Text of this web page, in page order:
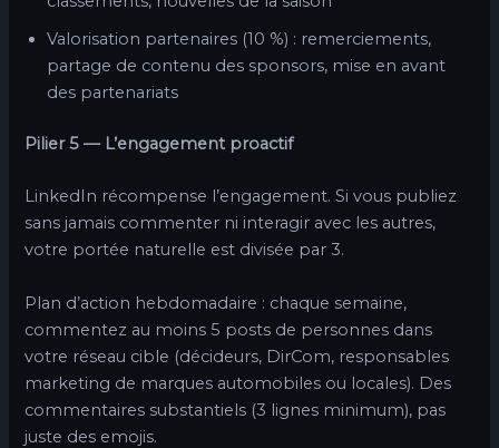
Valorisation partenaires (10 %) : remerciements,
partage de contenu des sponsors, mise en avant
des partenariats
Pilier 5 — L’engagement proactif
LinkedIn récompense l’engagement. Si vous publiez
sans jamais commenter ni interagir avec les autres,
votre portée naturelle est divisée par 3.
Plan d’action hebdomadaire : chaque semaine,
commentez au moins 5 posts de personnes dans
votre réseau cible (décideurs, DirCom, responsables
marketing de marques automobiles ou locales). Des
commentaires substantiels (3 lignes minimum), pas
juste des emojis.